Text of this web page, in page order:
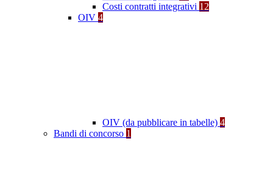
Costi contratti integrativi 12
OIV 4
OIV (da pubblicare in tabelle) 4
Bandi di concorso 1